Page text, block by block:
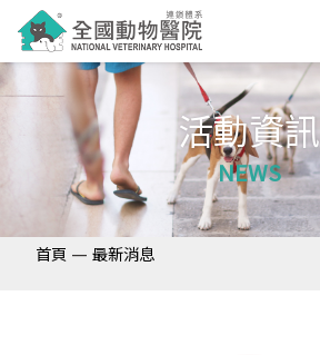
活動資訊
NEWS
首頁 — 最新消息